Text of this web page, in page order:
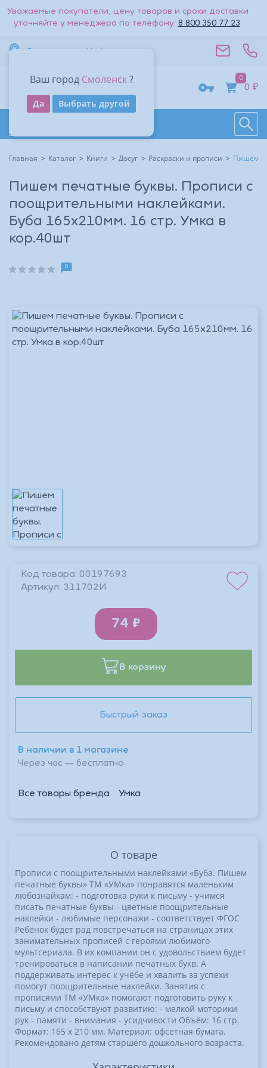
Уважаемые покупатели, цену товаров и сроки доставки
уточняйте у менеджера по телефону: 8 800 350 77 23.
Ваш город Смоленск?
Да Выбрать другой
Смоленск Информация
0
0 ₽
Главная Каталог Книги Досуг Раскраски и прописи Пишем
Пишем печатные буквы. Прописи с
поощрительными наклейками.
Буба 165х210мм. 16 стр. Умка в
кор.40шт
0
Код товара: 00197693
Артикул: 311702И
74
В корзину
Быстрый заказ
В наличии в 1 магазине
Через час — бесплатно
Все товары бренда Умка
О товаре
Прописи c поощрительными наклейками «Буба. Пишем
печатные буквы» ТМ «УМка» понравятся маленьким
любознайкам: - подготовка руки к письму - учимся
писать печатные буквы - цветные поощрительные
наклейки - любимые персонажи - соответствует ФГОС
Ребёнок будет рад повстречаться на страницах этих
занимательных прописей с героями любимого
мультсериала. В их компании он с удовольствием будет
тренироваться в написании печатных букв. А
поддерживать интерес к учёбе и хвалить за успехи
помогут поощрительные наклейки. Занятия с
прописями ТМ «УМка» помогают подготовить руку к
письму и способствуют развитию: - мелкой моторики
рук - памяти - внимания - усидчивости Объём: 16 стр.
Формат: 165 х 210 мм. Материал: офсетная бумага.
Рекомендовано детям старшего дошкольного возраста.
На большую карту
Адрес
Контакты
Поиск
Получить код
Другие способы входа:
Другие способы входа:
Войти с паролем
Войти
Восстановить